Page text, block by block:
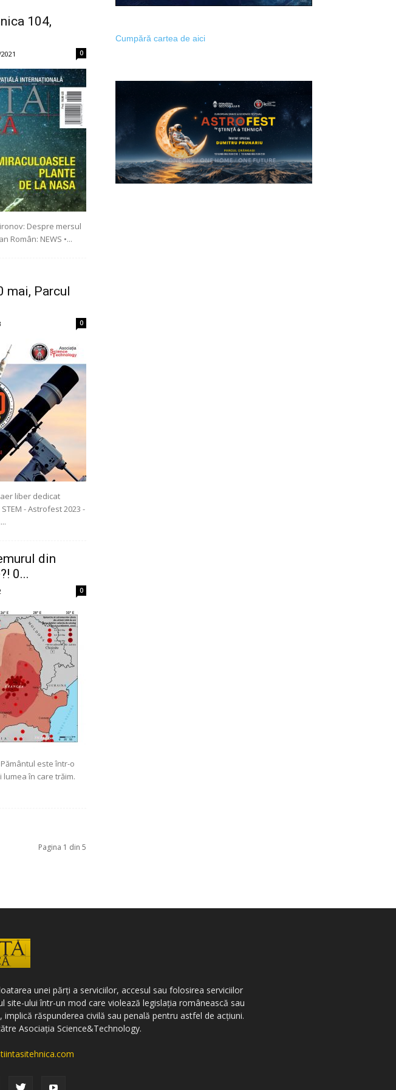
104,
0
Despre mersul
Român: NEWS •...
mai, Parcul
0
liber dedicat
- Astrofest 2023 -
din
0...
0
este într-o
în care trăim.
Pagina 1 din 5
Cumpără cartea de aici
unei părți a serviciilor, accesul sau folosirea serviciilor
ului într-un mod care violează legislația românească sau
răspunderea civilă sau penală pentru astfel de acțiuni.
Asociația Science&Technology.